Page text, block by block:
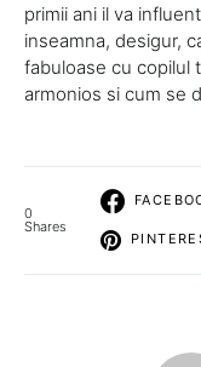
primii ani il va
inseamna, desigur,
fabuloase cu copilul
armonios si cum se
0
Shares